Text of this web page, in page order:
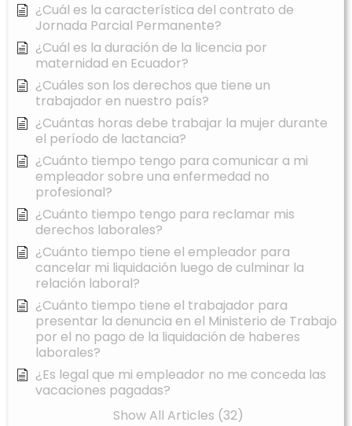
¿Cuál es la característica del contrato de
Jornada Parcial Permanente?
¿Cuál es la duración de la licencia por
maternidad en Ecuador?
¿Cuáles son los derechos que tiene un
trabajador en nuestro país?
¿Cuántas horas debe trabajar la mujer durante
el período de lactancia?
¿Cuánto tiempo tengo para comunicar a mi
empleador sobre una enfermedad no
profesional?
¿Cuánto tiempo tengo para reclamar mis
derechos laborales?
¿Cuánto tiempo tiene el empleador para
cancelar mi liquidación luego de culminar la
relación laboral?
¿Cuánto tiempo tiene el trabajador para
presentar la denuncia en el Ministerio de Trabajo
por el no pago de la liquidación de haberes
laborales?
¿Es legal que mi empleador no me conceda las
vacaciones pagadas?
Show All Articles (32)